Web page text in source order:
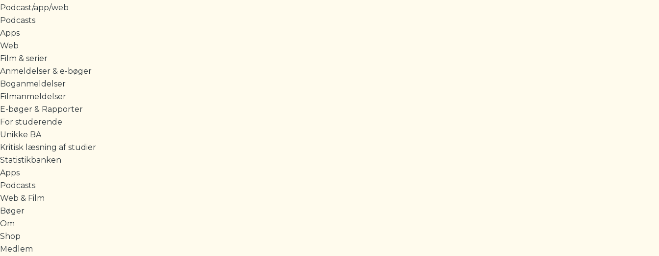
Podcast/app/web
Podcasts
Apps
Web
Film & serier
Anmeldelser & e-bøger
Boganmeldelser
Filmanmeldelser
E-bøger & Rapporter
For studerende
Unikke BA
Kritisk læsning af studier
Statistikbanken
Apps
Podcasts
Web & Film
Bøger
Om
Shop
Medlem